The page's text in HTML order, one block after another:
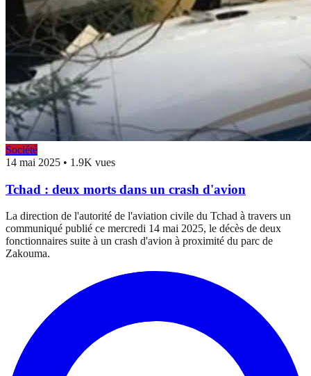
Société
14 mai 2025 • 1.9K vues
Tchad : deux morts dans un crash d'avion
La direction de l'autorité de l'aviation civile du Tchad à travers un
communiqué publié ce mercredi 14 mai 2025, le décès de deux
fonctionnaires suite à un crash d'avion à proximité du parc de
Zakouma.